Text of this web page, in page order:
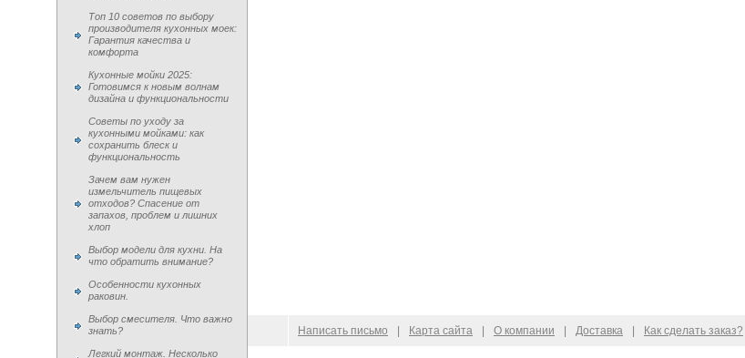
Топ 10 советов по выбору
производителя кухонных моек:
Гарантия качества и
комфорта
Кухонные мойки 2025:
Готовимся к новым волнам
дизайна и функциональности
Советы по уходу за
кухонными мойками: как
сохранить блеск и
функциональность
Зачем вам нужен
измельчитель пищевых
отходов? Спасение от
запахов, проблем и лишних
хлоп
Выбор модели для кухни. На
что обратить внимание?
Особенности кухонных
раковин.
Выбор смесителя. Что важно
знать?
Легкий монтаж. Несколько
© 2009–2026 Написать письмо Карта сайта О компании Доставка Как сделать заказ?